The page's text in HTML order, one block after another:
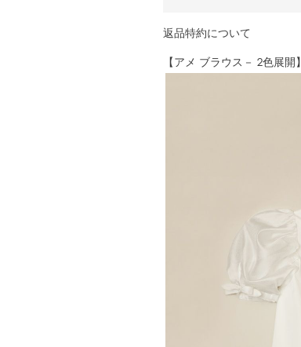
返品特約について
【アメ ブラウス－ 2色展開】